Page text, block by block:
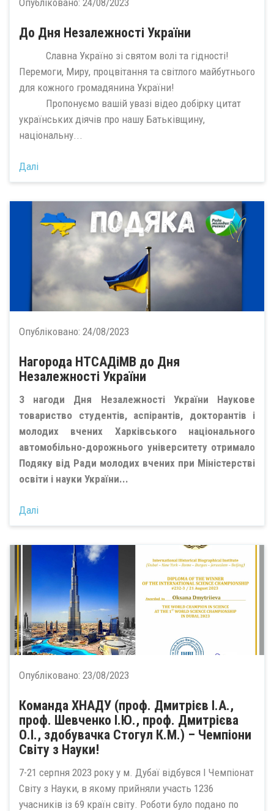
До Дня Незалежності України
Славна Україно зі святом волі та гідності!
Перемоги, Миру, процвітання та світлого майбутнього
для кожного громадянина України!
Пропонуємо вашій увазі відео добірку цитат
українських діячів про нашу Батьківщину,
національну...
Далі
Опубліковано: 24/08/2023
Нагорода НТСАДіМВ до Дня
Незалежності України
З нагоди Дня Незалежності України Наукове
товариство студентів, аспірантів, докторантів і
молодих вчених Харківського національного
автомобільно-дорожнього університету отримало
Подяку від Ради молодих вчених при Міністерстві
освіти і науки України...
Далі
Опубліковано: 23/08/2023
Команда ХНАДУ (проф. Дмитрієв І.А.,
проф. Шевченко І.Ю., проф. Дмитрієва
О.І., здобувачка Стогул К.М.) – Чемпіони
Світу з Науки!
7-21 серпня 2023 року у м. Дубаї відбувся І Чемпіонат
Світу з Науки, в якому прийняли участь 1236
учасників із 69 країн світу. Роботи було подано по